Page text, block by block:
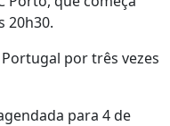
20h30.
por três vezes
para 4 de